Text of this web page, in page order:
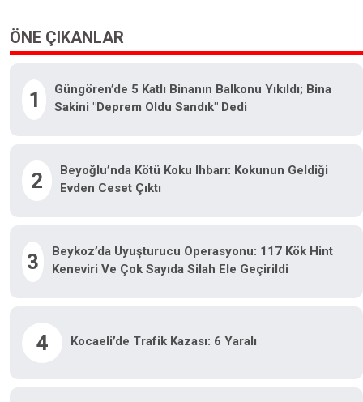
ÖNE ÇIKANLAR
1
Güngören’de 5 Katlı Binanın Balkonu Yıkıldı; Bina
Sakini "Deprem Oldu Sandık" Dedi
2
Beyoğlu’nda Kötü Koku Ihbarı: Kokunun Geldiği
Evden Ceset Çıktı
3
Beykoz’da Uyuşturucu Operasyonu: 117 Kök Hint
Keneviri Ve Çok Sayıda Silah Ele Geçirildi
4 Kocaeli’de Trafik Kazası: 6 Yaralı